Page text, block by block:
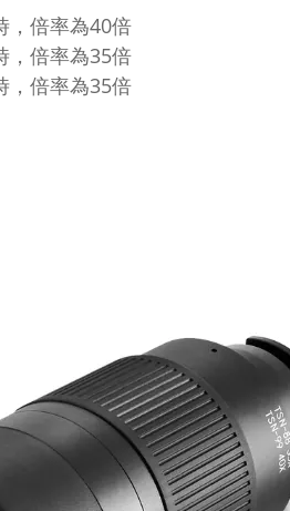
，倍率為40倍
，倍率為35倍
，倍率為35倍